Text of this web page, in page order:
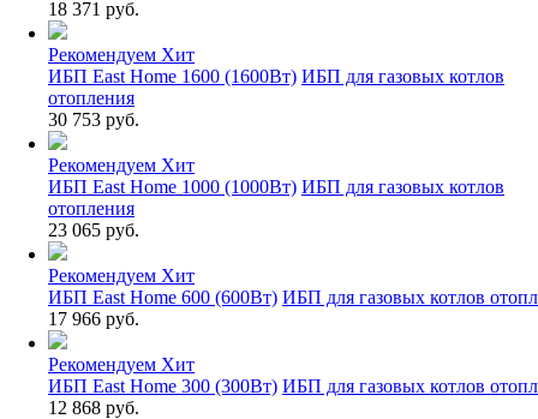
18 371 руб.
Рекомендуем Хит
ИБП East Home 1600 (1600Вт) ИБП для газовых котлов
отопления
30 753 руб.
Рекомендуем Хит
ИБП East Home 1000 (1000Вт) ИБП для газовых котлов
отопления
23 065 руб.
Рекомендуем Хит
ИБП East Home 600 (600Вт) ИБП для газовых котлов
17 966 руб.
Рекомендуем Хит
ИБП East Home 300 (300Вт) ИБП для газовых котлов
12 868 руб.